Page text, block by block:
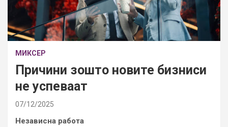
МИКСЕР
Причини зошто новите бизниси
не успеваат
07/12/2025
Независна работа